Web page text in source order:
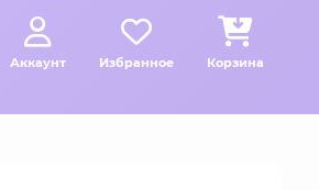
Аккаунт Избранное Корзина